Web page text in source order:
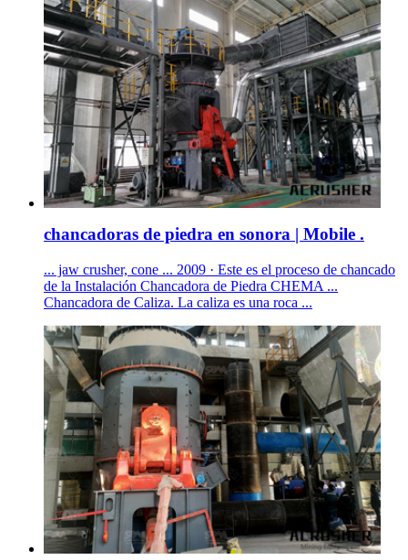
chancadoras de piedra en sonora | Mobile .
... jaw crusher, cone ... 2009 · Este es el proceso de chancado
de la Instalación Chancadora de Piedra CHEMA ...
Chancadora de Caliza. La caliza es una roca ...